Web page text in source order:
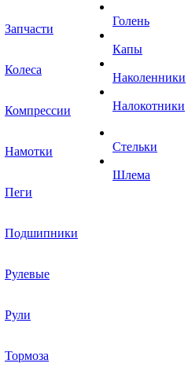
Запчасти
Колеса
Компрессии
Намотки
Пеги
Подшипники
Рулевые
Рули
Тормоза
Голень
Капы
Наколенники
Налокотники
Стельки
Шлема